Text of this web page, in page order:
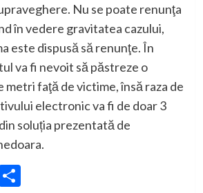
Nu se poate renunţa
în vedere gravitatea cazului,
este dispusă să renunţe. În
va fi nevoit să păstreze o
metri faţă de victime, însă raza de
electronic va fi de doar 3
soluția prezentată de
Partajează